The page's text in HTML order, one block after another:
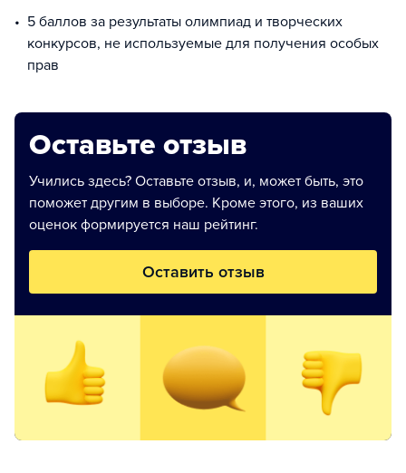
5 баллов за результаты олимпиад и творческих
конкурсов, не используемые для получения особых
прав
Оставьте отзыв
Учились здесь? Оставьте отзыв, и, может быть, это
поможет другим в выборе. Кроме этого, из ваших
оценок формируется наш рейтинг.
Оставить отзыв